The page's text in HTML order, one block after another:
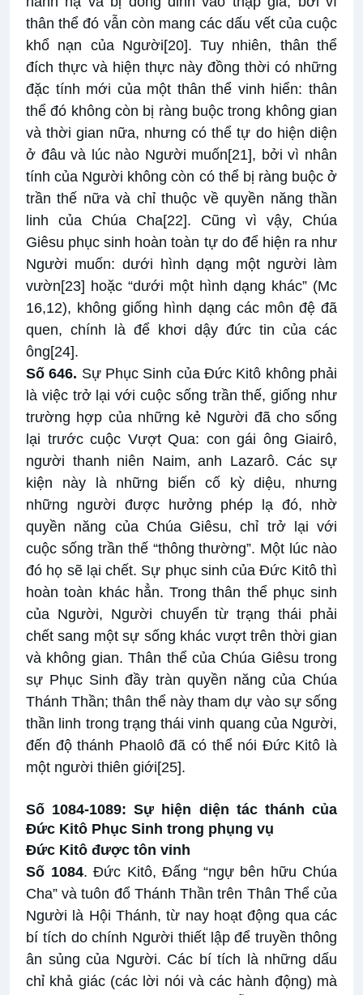
thân thể đó vẫn còn mang các dấu vết của cuộc
khổ nạn của Người[20]. Tuy nhiên, thân thể
đích thực và hiện thực này đồng thời có những
đặc tính mới của một thân thể vinh hiển: thân
thể đó không còn bị ràng buộc trong không gian
và thời gian nữa, nhưng có thể tự do hiện diện
ở đâu và lúc nào Người muốn[21], bởi vì nhân
tính của Người không còn có thể bị ràng buộc ở
trần thế nữa và chỉ thuộc về quyền năng thần
linh của Chúa Cha[22]. Cũng vì vậy, Chúa
Giêsu phục sinh hoàn toàn tự do để hiện ra như
Người muốn: dưới hình dạng một người làm
vườn[23] hoặc “dưới một hình dạng khác” (Mc
16,12), không giống hình dạng các môn đệ đã
quen, chính là để khơi dậy đức tin của các
ông[24].
Số 646. Sự Phục Sinh của Đức Kitô không phải
là việc trở lại với cuộc sống trần thế, giống như
trường hợp của những kẻ Người đã cho sống
lại trước cuộc Vượt Qua: con gái ông Giairô,
người thanh niên Naim, anh Lazarô. Các sự
kiện này là những biến cố kỳ diệu, nhưng
những người được hưởng phép lạ đó, nhờ
quyền năng của Chúa Giêsu, chỉ trở lại với
cuộc sống trần thế “thông thường”. Một lúc nào
đó họ sẽ lại chết. Sự phục sinh của Đức Kitô thì
hoàn toàn khác hẳn. Trong thân thể phục sinh
của Người, Người chuyển từ trạng thái phải
chết sang một sự sống khác vượt trên thời gian
và không gian. Thân thể của Chúa Giêsu trong
sự Phục Sinh đầy tràn quyền năng của Chúa
Thánh Thần; thân thể này tham dự vào sự sống
thần linh trong trạng thái vinh quang của Người,
đến độ thánh Phaolô đã có thể nói Đức Kitô là
một người thiên giới[25].
Số 1084-1089: Sự hiện diện tác thánh của
Đức Kitô Phục Sinh trong phụng vụ
Đức Kitô được tôn vinh
Số 1084. Đức Kitô, Đấng “ngự bên hữu Chúa
Cha” và tuôn đổ Thánh Thần trên Thân Thể của
Người là Hội Thánh, từ nay hoạt động qua các
bí tích do chính Người thiết lập để truyền thông
ân sủng của Người. Các bí tích là những dấu
chỉ khả giác (các lời nói và các hành động) mà